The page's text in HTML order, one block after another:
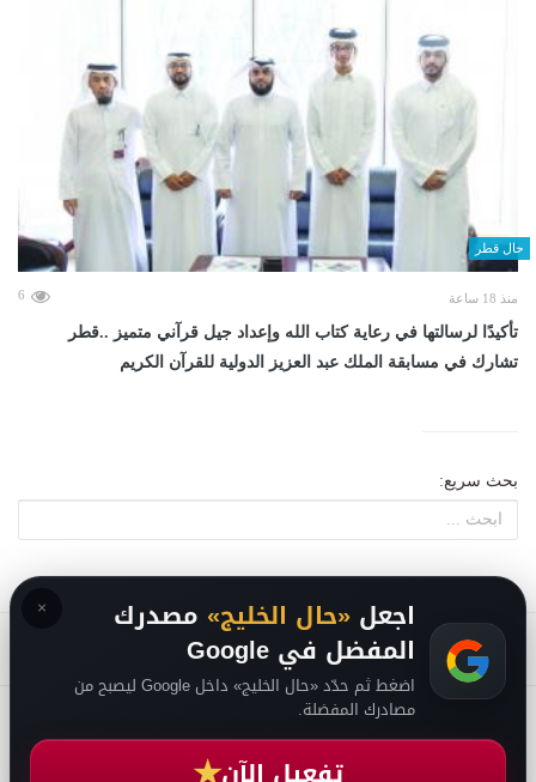
حال قطر
منذ 18 ساعة 6
تأكيدًا لرسالتها في رعاية كتاب الله وإعداد جيل قرآني متميز ..قطر
تشارك في مسابقة الملك عبد العزيز الدولية للقرآن الكريم
بحث سريع:
سياسة الخصوصية-حقوق الملكية الفكرية DMCA
فريق التحرير
× اجعل «حال الخليج» مصدرك
المفضل في Google
اضغط ثم حدّد «حال الخليج» داخل Google ليصبح من
مصادرك المفضلة.